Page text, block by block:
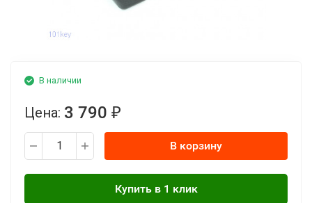
В наличии
Цена: 3 790 ₽
В корзину